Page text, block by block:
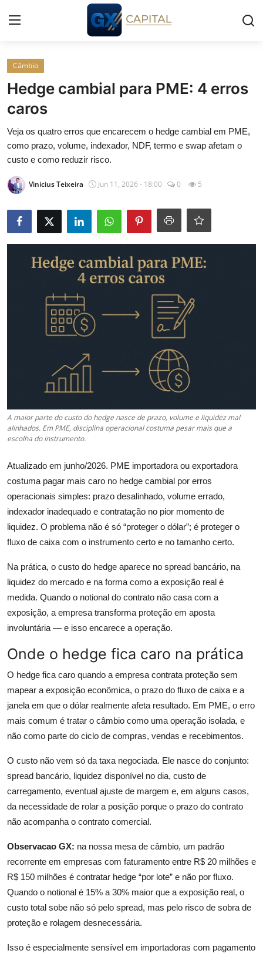
Entrar
Cursos
Simuladores
Wealth
Histórias
Contato
Crédito Empresarial
Newsletter
Radar Econômico
GX explica
Investimentos
Seguro de Vida
Motores do Brasil
Câmbio
Hedge cambial para PME: 4 erros
caros
Veja os quatro erros que encarecem o hedge cambial em PME,
como prazo, volume, indexador, NDF, termo e swap afetam o
custo e como reduzir risco.
Vinicius Teixeira Jun 11, 2026 - 18:00 0 5
A maior parte do custo do hedge nasce de prazo, volume e liquidez mal
alinhados. Em PME, disciplina operacional costuma pesar mais que a
escolha do instrumento.
Atualizado em junho/2026. PME importadora ou exportadora
costuma pagar mais caro no hedge cambial por erros
operacionais simples: prazo desalinhado, volume errado,
indexador inadequado e contratação no pior momento de
liquidez. O problema não é só “proteger o dólar”; é proteger o
fluxo de caixa com o instrumento certo e no tamanho certo.
Na prática, o custo do hedge aparece no spread bancário, na
liquidez do mercado e na forma como a exposição real é
medida. Quando o notional do contrato não casa com a
exposição, a empresa transforma proteção em aposta
involuntária — e isso encarece a operação.
Onde o hedge fica caro na prática
O hedge fica caro quando a empresa contrata proteção sem
mapear a exposição econômica, o prazo do fluxo de caixa e a
janela em que o dólar realmente afeta resultado. Em PME, o erro
mais comum é tratar o câmbio como uma operação isolada, e
não como parte do ciclo de compras, vendas e recebimentos.
O custo não vem só da taxa negociada. Ele nasce do conjunto:
spread bancário, liquidez disponível no dia, custo de
carregamento, eventual ajuste de margem e, em alguns casos,
da necessidade de rolar a posição porque o prazo do contrato
não acompanha o contrato comercial.
Observacao GX: na nossa mesa de câmbio, um padrão
recorrente em empresas com faturamento entre R$ 20 milhões e
R$ 150 milhões é contratar hedge “por lote” e não por fluxo.
Quando o notional é 15% a 30% maior que a exposição real, o
custo total sobe não só pelo spread, mas pelo risco de sobra de
proteção e rolagem desnecessária.
Isso é especialmente sensível em importadoras com pagamento